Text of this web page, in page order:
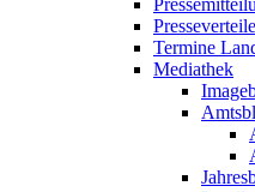
Termine
Mediathek